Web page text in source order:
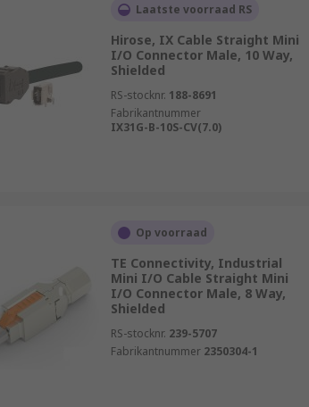
Laatste voorraad RS
Hirose, IX Cable Straight Mini
I/O Connector Male, 10 Way,
Shielded
RS-stocknr. 188-8691
Fabrikantnummer
IX31G-B-10S-CV(7.0)
Op voorraad
TE Connectivity, Industrial
Mini I/O Cable Straight Mini
I/O Connector Male, 8 Way,
Shielded
RS-stocknr. 239-5707
Fabrikantnummer 2350304-1